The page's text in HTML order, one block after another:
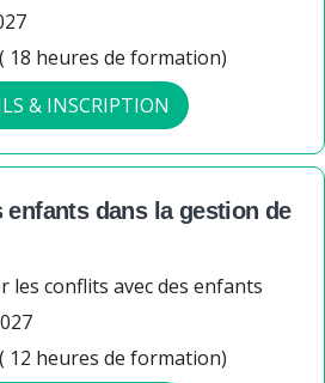
18 heures de formation)
& INSCRIPTION
enfants dans la gestion de
les conflits avec des enfants
12 heures de formation)